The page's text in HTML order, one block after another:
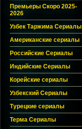
Премьеры Скоро 2025-
2026
Узбек Таржима Сериалы
Американские сериалы
Российские Сериалы
Индийские Сериалы
Корейские сериалы
Узбекский Сериалы
Турецкие сериалы
Терма Сериалы